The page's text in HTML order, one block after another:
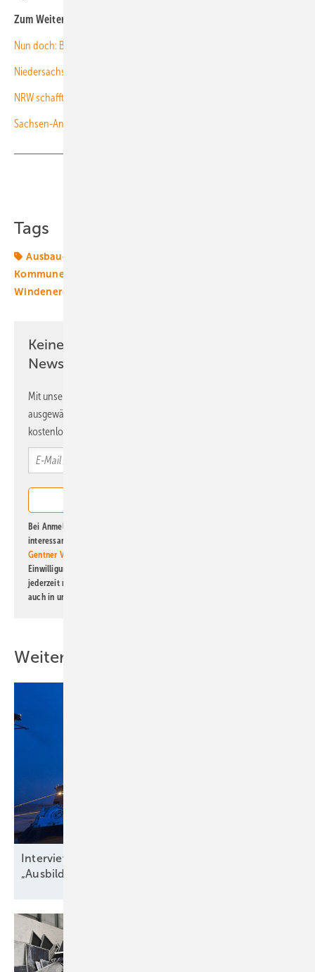
Zum Weiterlesen:
Nun doch: Bayern will 1.000 neue Windräder bis 2030
Niedersachsen verdoppelt Flächen für Windenergie
NRW schafft den Mindestabstand ab
Sachsen-Anhalt legt Flächenziele für die Windenergie fest
Tags
Ausbau-Ziele
Kommunen
Windenergie
Keine Zeit? Kein Problem mit dem ERE
Newsletter!
Mit unserem Newsletter erhalten Sie regelmäßig von uns
ausgewählte Informationen und Neuigkeiten, gebündelt und
kostenlos direkt ins Postfach.
Bei Anmeldung zu diesem Newsletter bin ich damit einverstanden, über
interessante Verlags- und Online-Angebote
Gentner Verlag GmbH & Co. KG
Einwilligung kann ich jederzeit widerrufen und eine Abmeldung ist
jederzeit möglich. Informationen zum Umgang mit Daten finden Sie
auch in unserer
Weitere Inhalte
Interview zu Jobs in der Windbranche:
„Ausbildungsquote niedriger als